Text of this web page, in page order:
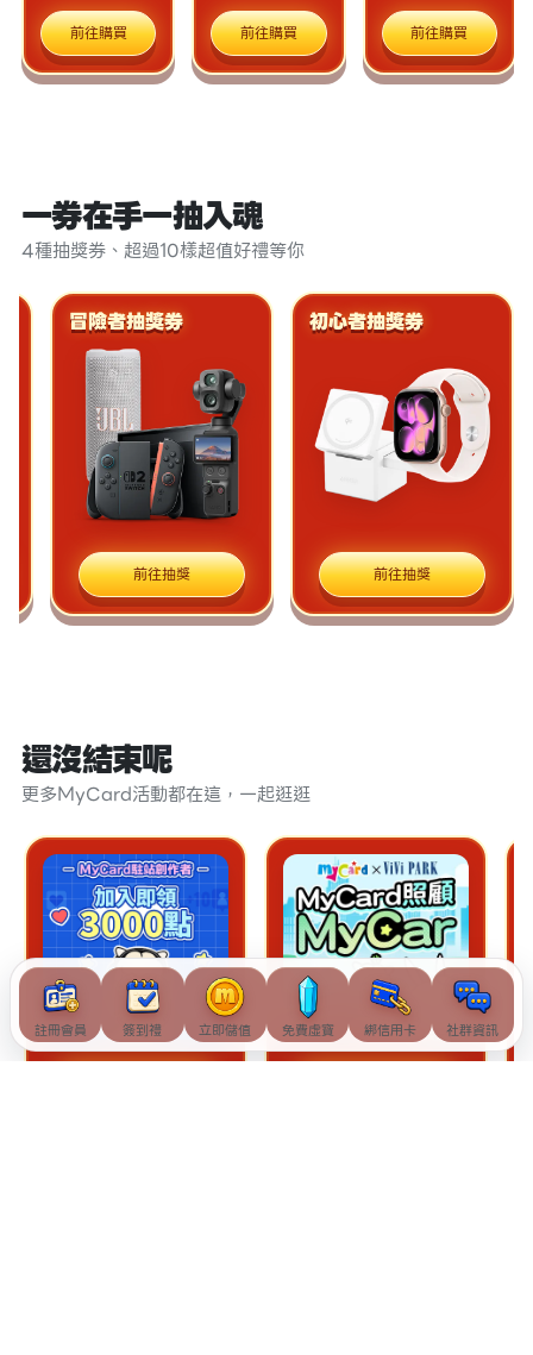
前往購買 前往購買 前往購買
一券在手一抽入魂
4種抽獎券、超過10樣超值好禮等你
冒險者抽獎券
前往抽獎
初心者抽獎券
前往抽獎
還沒結束呢
更多MyCard活動都在這，一起逛逛
註冊會員 簽到禮 立即儲值 免費虛寶 綁信用卡 社群資訊